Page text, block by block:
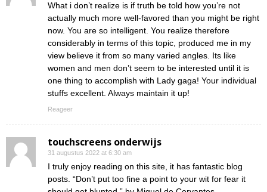
What i don’t realize is if truth be told how you’re not
actually much more well-favored than you might be right
now. You are so intelligent. You realize therefore
considerably in terms of this topic, produced me in my
view believe it from so many varied angles. Its like
women and men don’t seem to be interested until it is
one thing to accomplish with Lady gaga! Your individual
stuffs excellent. Always maintain it up!
Reageer
touchscreens onderwijs
31 augustus 2022 at 6:30 am
I truly enjoy reading on this site, it has fantastic blog
posts. “Don’t put too fine a point to your wit for fear it